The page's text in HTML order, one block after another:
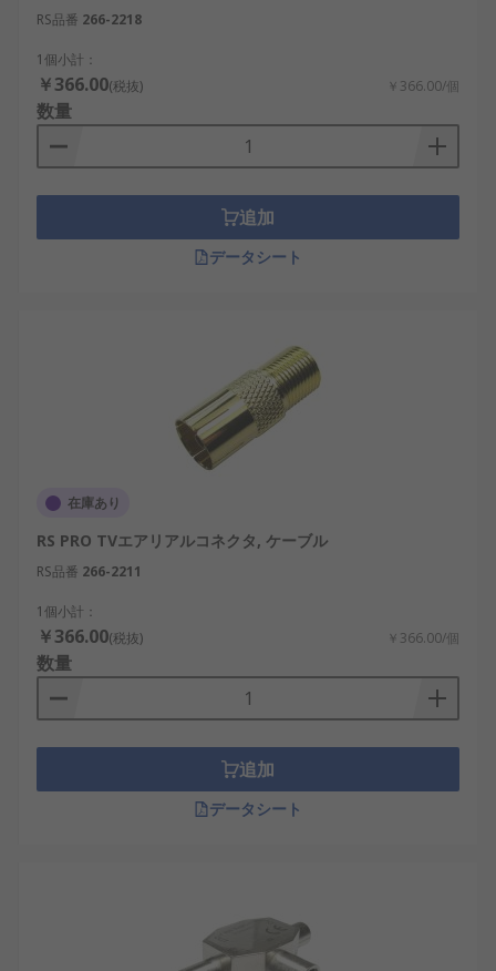
RS品番 266-2218
1個小計：
￥366.00(税抜) ￥366.00/個
数量
追加
データシート
在庫あり
RS PRO TVエアリアルコネクタ, ケーブル
RS品番 266-2211
1個小計：
￥366.00(税抜) ￥366.00/個
数量
追加
データシート